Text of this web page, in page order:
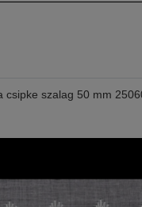
csipke szalag 50 mm